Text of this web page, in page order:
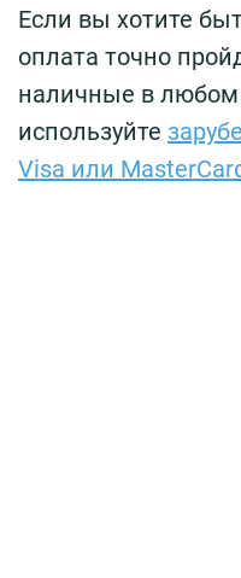
Если вы хотите
оплата точно
наличные в любом
используйте
Visa или